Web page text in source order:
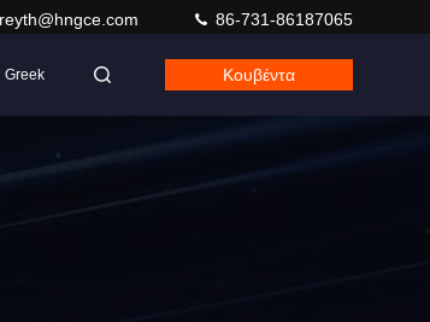
86-731-86187065
Greek Κουβέντα